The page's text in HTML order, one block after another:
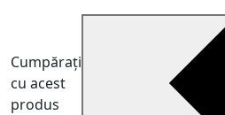
Cumpărați
cu acest
produs